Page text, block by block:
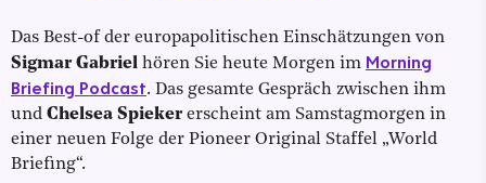
Das Best-of der europapolitischen Einschätzungen von
Sigmar Gabriel hören Sie heute Morgen im Morning
Briefing Podcast. Das gesamte Gespräch zwischen ihm
und Chelsea Spiekererscheint am Samstagmorgen in
einer neuen Folge der Pioneer Original Staffel „World
Briefing“.